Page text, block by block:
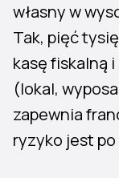
własny w
Tak, pięć
kasę fiskalną
(lokal,
zapewnia
ryzyko jest